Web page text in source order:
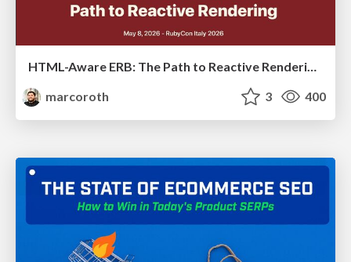
HTML-Aware ERB: The Path to Reactive Rendering @ RubyCon 2026, Rimini, Italy
marcoroth
3 400